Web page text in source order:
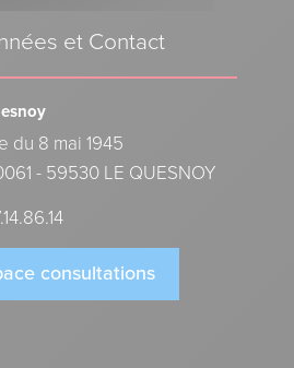
et Contact
du 8 mai 1945
- 59530 LE QUESNOY
consultations